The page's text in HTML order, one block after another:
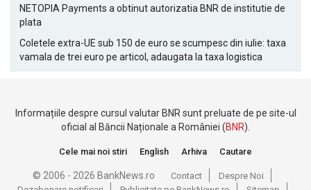
NETOPIA Payments a obtinut autorizatia BNR de institutie de
plata
Coletele extra-UE sub 150 de euro se scumpesc din iulie: taxa
vamala de trei euro pe articol, adaugata la taxa logistica
Informațiile despre cursul valutar BNR sunt preluate de pe site-ul
oficial al Băncii Naționale a României (BNR).
Cele mai noi stiri English Arhiva Cautare
© 2006 - 2026 BankNews.ro Contact
Despre Noi